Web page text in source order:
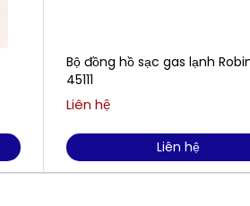
Bộ đồng hồ sạc gas lạnh
45111
Liên hệ
Liên hệ